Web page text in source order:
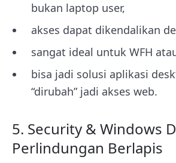
bukan laptop user,
akses dapat dikendalikan
sangat ideal untuk WFH
bisa jadi solusi aplikasi
“dirubah” jadi akses web.
5. Security & Windows
Perlindungan Berlapis